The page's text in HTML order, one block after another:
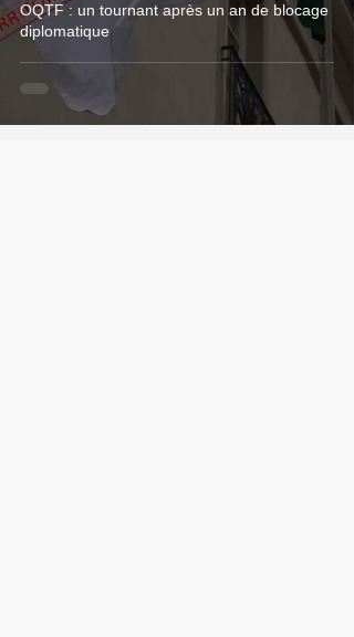
OQTF : un tournant après un an de blocage
diplomatique